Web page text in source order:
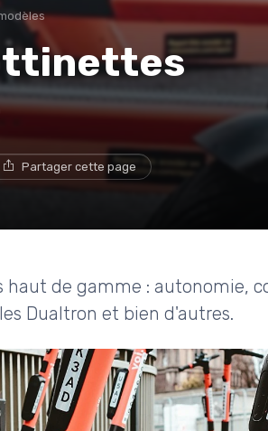
Partager cette page
de gamme : autonomie,
Dualtron et bien d'autres.